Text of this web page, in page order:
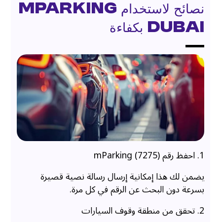
نصائح لاستخدام mParking
Dubai بكفاءة
1. احفظ رقم mParking (7275)
يضمن لك هذا إمكانية إرسال رسالة نصية قصيرة
بسرعة دون البحث عن الرقم في كل مرة.
2. تحقق من منطقة وقوف السيارات